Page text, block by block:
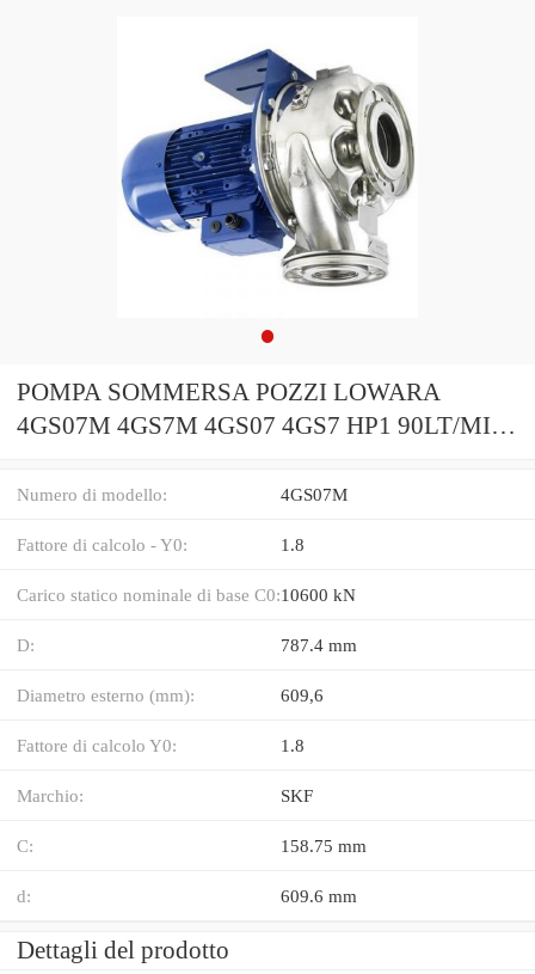
POMPA SOMMERSA POZZI LOWARA
4GS07M 4GS7M 4GS07 4GS7 HP1 90LT/MIN
Numero di modello: 4GS07M
Fattore di calcolo - Y0: 1.8
Carico statico nominale di base C0:10600 kN
D: 787.4 mm
Diametro esterno (mm): 609,6
Fattore di calcolo Y0: 1.8
Marchio: SKF
C: 158.75 mm
d: 609.6 mm
Dettagli del prodotto